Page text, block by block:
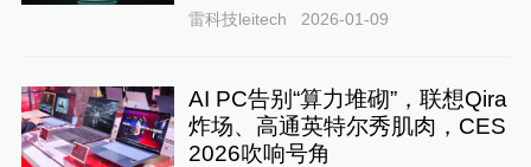
雷科技leitech 2026-01-09
AI PC告别“算力堆砌”，联想Qira
炸场、高通英特尔秀肌肉，CES
2026吹响号角